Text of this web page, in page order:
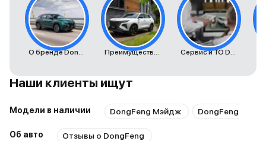
О бренде Dongfeng Преимущества автомобилей Dongfeng Сервис и ТО Dongfeng
Наши клиенты ищут
Модели в наличии DongFeng Мэйдж DongFeng
Об авто Отзывы о DongFeng